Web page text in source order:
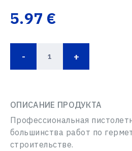
5.97 €
- +
ОПИСАНИЕ ПРОДУКТА
Профессиональная
большинства работ по
строительстве.